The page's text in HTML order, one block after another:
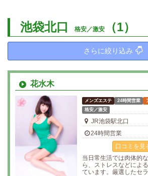
池袋北口 格安／激安 （1）
さらに絞り込み
花水木
メンズエステ 24時間営業
格安／激安
JR池袋駅北口
24時間営業
口コミを見
当日常生活では肉体的
ら、ストレスなどによ
ています。厳選したセ